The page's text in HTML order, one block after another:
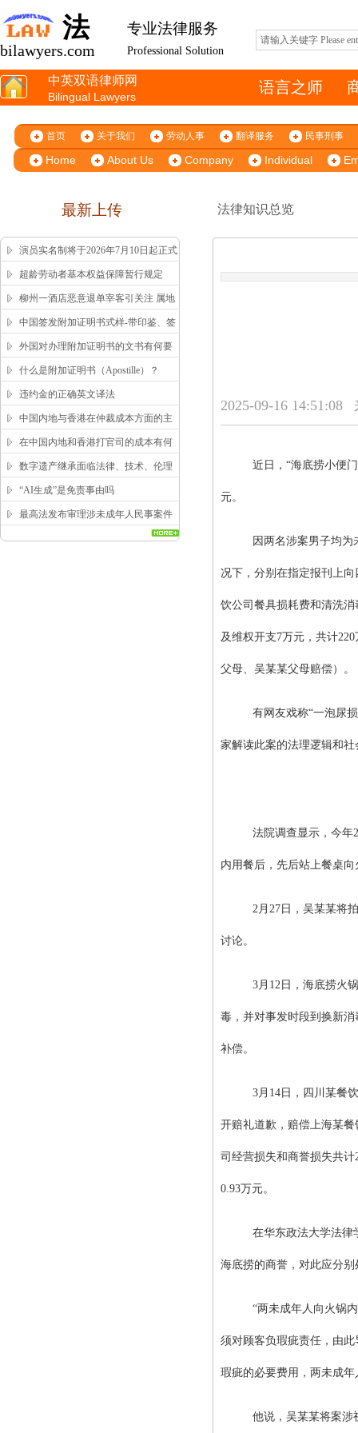
法 专业法律服务
Professional Solution
bilawyers.com
中英双语律师网
Bilingual Lawyers
语言之师
首页 关于我们 劳动人事 翻译服务 民事刑事
Home About Us Company Individual
最新上传 法律知识总览
演员实名制将于2026年7月10日起正式
施行
超龄劳动者基本权益保障暂行规定
柳州一酒店恶意退单宰客引关注 属地
市监局高效回应获舆论认可
中国签发附加证明书式样-带印鉴、签
字版本 China Apostille Sample
外国对办理附加证明书的文书有何要
求？
什么是附加证明书（Apostille）？
违约金的正确英文译法
中国内地与香港在仲裁成本方面的主
要区别
在中国内地和香港打官司的成本有何
区别？
数字遗产继承面临法律、技术、伦理
三重困局，该如何突破？
“AI生成”是免责事由吗
最高法发布审理涉未成年人民事案件
2025-09-16 14:51:08
近日，“海底捞小便
元。
因两名涉案男子均
况下，分别在指定报刊上
饮公司餐具损耗费和清洗
及维权开支7万元，共计220
父母、吴某某父母赔偿） 。
有网友戏称“一泡尿
家解读此案的法理逻辑和
法院调查显示，今年
内用餐后，先后站上餐桌
2月27日，吴某某将
讨论。
3月12日，海底捞火
毒，并对事发时段到换新
补偿。
3月14日，四川某餐
开赔礼道歉，赔偿上海某
司经营损失和商誉损失共
0.93万元。
在华东政法大学法律
海底捞的商誉，对此应分别
“两未成年人向火锅
须对顾客负瑕疵责任，由
瑕疵的必要费用，两未成
他说，吴某某将案涉